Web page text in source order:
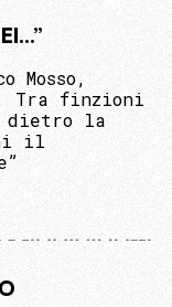
Mosso,
Tra finzioni
dietro la
il